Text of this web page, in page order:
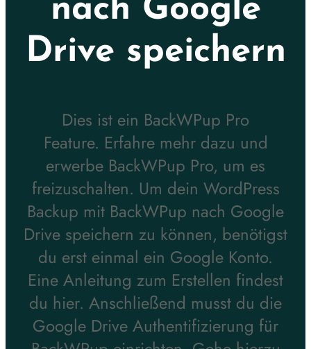
nach Google
Drive speichern
Dies ist ein BackWPup Pro
Feature. Erfahre mehr dazu und
erwerbe BackWPup Pro, um es
freizuschalten. Um dein WordPress
Backup mit BackWPup nach Google
Drive speichern zu können, benötigst
du erst einmal ein Google Konto.
Eine Anleitung zum Erstellen findest
du hier. Anschließend musst du die
Google Drive Authentifizierung für